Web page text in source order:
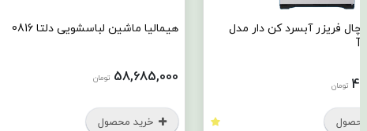
فریزر آبسرد کن دار مدل
تومان
هیمالیا ماشین لباسشویی دلتا 0816
58,685,000 تومان
خرید محصول